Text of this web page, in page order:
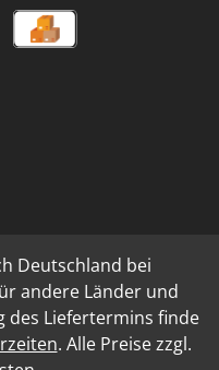
Deutschland bei
andere Länder und
des Liefertermins finde
. Alle Preise zzgl.